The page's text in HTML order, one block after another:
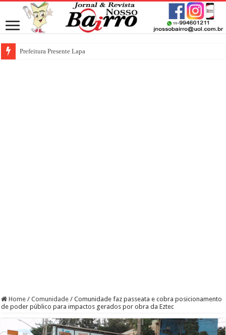
Prefeitura Presente Lapa
Home / Comunidade / Comunidade faz passeata e cobra posicionamento
de poder público para impactos gerados por obra da Eztec